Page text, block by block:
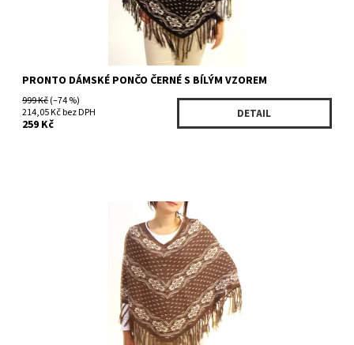
PRONTO DÁMSKÉ PONČO ČERNÉ S BÍLÝM VZOREM
999 Kč(–74 %)
214,05 Kč bez DPH
259 Kč
DETAIL
Skladem 5 ks
101/UNI
Pronto